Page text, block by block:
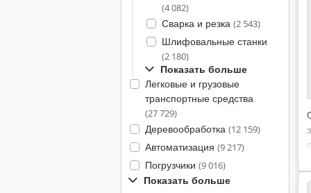
(4 082)
Сварка и резка (2 543)
Шлифовальные станки
(2 180)
Показать больше
Легковые и грузовые
транспортные средства
(27 729)
Деревообработка (12 159)
Автоматизация (9 217)
Погрузчики (9 016)
Показать больше